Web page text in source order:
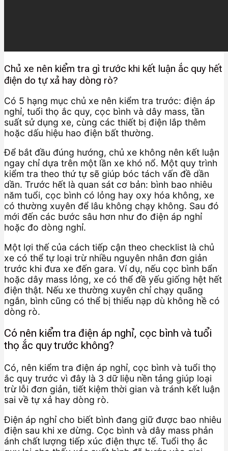
Chủ xe nên kiểm tra gì trước khi kết luận ắc quy hết
điện do tự xả hay dòng rò?
Có 5 hạng mục chủ xe nên kiểm tra trước: điện áp
nghỉ, tuổi thọ ắc quy, cọc bình và dây mass, tần
suất sử dụng xe, cùng các thiết bị điện lắp thêm
hoặc dấu hiệu hao điện bất thường.
Để bắt đầu đúng hướng, chủ xe không nên kết luận
ngay chỉ dựa trên một lần xe khó nổ. Một quy trình
kiểm tra theo thứ tự sẽ giúp bóc tách vấn đề dần
dần. Trước hết là quan sát cơ bản: bình bao nhiêu
năm tuổi, cọc bình có lỏng hay oxy hóa không, xe
có thường xuyên để lâu không chạy không. Sau đó
mới đến các bước sâu hơn như đo điện áp nghỉ
hoặc đo dòng nghỉ.
Một lợi thế của cách tiếp cận theo checklist là chủ
xe có thể tự loại trừ nhiều nguyên nhân đơn giản
trước khi đưa xe đến gara. Ví dụ, nếu cọc bình bẩn
hoặc dây mass lỏng, xe có thể đề yếu giống hệt hết
điện thật. Nếu xe thường xuyên chỉ chạy quãng
ngắn, bình cũng có thể bị thiếu nạp dù không hề có
dòng rò.
Có nên kiểm tra điện áp nghỉ, cọc bình và tuổi
thọ ắc quy trước không?
Có, nên kiểm tra điện áp nghỉ, cọc bình và tuổi thọ
ắc quy trước vì đây là 3 dữ liệu nền tảng giúp loại
trừ lỗi đơn giản, tiết kiệm thời gian và tránh kết luận
sai về tự xả hay dòng rò.
Điện áp nghỉ cho biết bình đang giữ được bao nhiêu
điện sau khi xe dừng. Cọc bình và dây mass phản
ánh chất lượng tiếp xúc điện thực tế. Tuổi thọ ắc